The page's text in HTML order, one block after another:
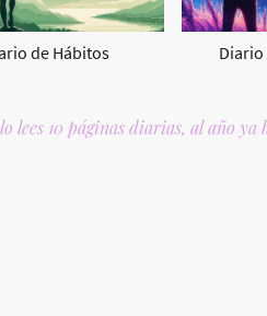
de Hábitos Diario
lees 10 páginas diarias, al año ya